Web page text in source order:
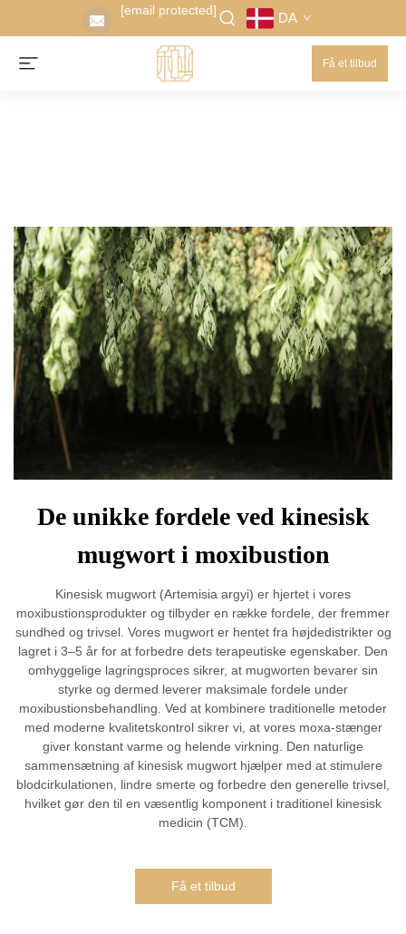
[email protected] DA
Få et tilbud
De unikke fordele ved kinesisk
mugwort i moxibustion
Kinesisk mugwort (Artemisia argyi) er hjertet i vores
moxibustionsprodukter og tilbyder en række fordele, der fremmer
sundhed og trivsel. Vores mugwort er hentet fra højdedistrikter og
lagret i 3–5 år for at forbedre dets terapeutiske egenskaber. Den
omhyggelige lagringsproces sikrer, at mugworten bevarer sin
styrke og dermed leverer maksimale fordele under
moxibustionsbehandling. Ved at kombinere traditionelle metoder
med moderne kvalitetskontrol sikrer vi, at vores moxa-stænger
giver konstant varme og helende virkning. Den naturlige
sammensætning af kinesisk mugwort hjælper med at stimulere
blodcirkulationen, lindre smerte og forbedre den generelle trivsel,
hvilket gør den til en væsentlig komponent i traditionel kinesisk
medicin (TCM).
Få et tilbud